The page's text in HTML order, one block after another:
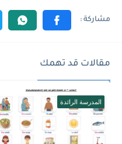
مقالات قد تهمك
المدرسة الرائدة